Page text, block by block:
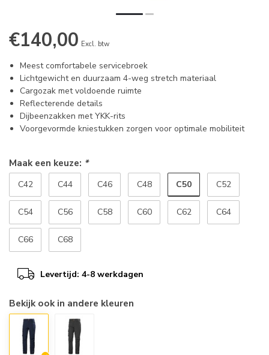
€140,00 Excl. btw
Meest comfortabele servicebroek
Lichtgewicht en duurzaam 4-weg stretch materiaal
Cargozak met voldoende ruimte
Reflecterende details
Dijbeenzakken met YKK-rits
Voorgevormde kniestukken zorgen voor optimale mobiliteit
Maak een keuze: *
C42 C44 C46 C48 C50 C52
C54 C56 C58 C60 C62 C64
C66 C68
Levertijd: 4-8 werkdagen
Bekijk ook in andere kleuren